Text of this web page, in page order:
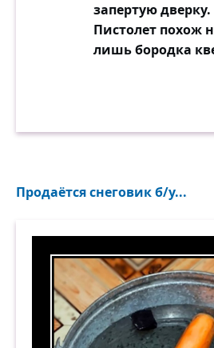
запертую дверку.
Пистолет похож
лишь бородка
Продаётся снеговик б/у...